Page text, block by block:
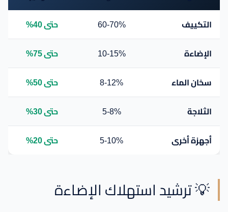
التكييف
60-70%
حتى 40%
الإضاءة
10-15%
حتى 75%
سخان الماء
8-12%
حتى 50%
الثلاجة
5-8%
حتى 30%
أجهزة أخرى
5-10% حتى 20%
💡 ترشيد استهلاك الإضاءة